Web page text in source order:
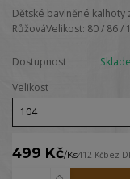
Dětské bavlněné
RůžováVelikost: 80 / 86 /
Dostupnost
Velikost
499 Kč/Ks412 Kčbez